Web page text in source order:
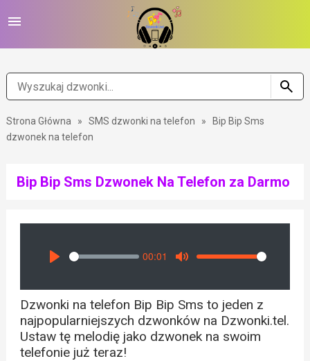
Strona Główna » SMS dzwonki na telefon »
Bip Bip Sms
dzwonek na telefon
Bip Bip Sms Dzwonek Na Telefon za Darmo
Seek
00:01
Volume
Dzwonki na telefon Bip Bip Sms to jeden z
najpopularniejszych dzwonków na Dzwonki.tel.
Ustaw tę melodię jako dzwonek na swoim
telefonie już teraz!